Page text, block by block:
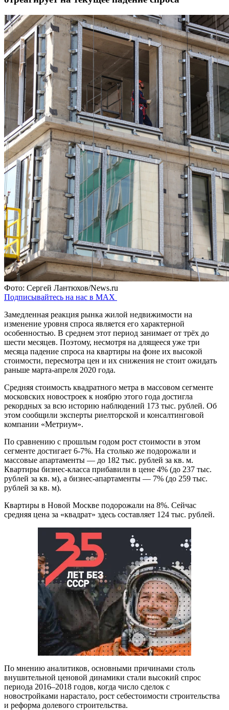
Фото: Сергей Лантюхов/News.ru
Подписывайтесь на нас в MAX
Замедленная реакция рынка жилой недвижимости на
изменение уровня спроса является его характерной
особенностью. В среднем этот период занимает от трёх до
шести месяцев. Поэтому, несмотря на длящееся уже три
месяца падение спроса на квартиры на фоне их высокой
стоимости, пересмотра цен и их снижения не стоит ожидать
раньше марта-апреля 2020 года.
Средняя стоимость квадратного метра в массовом сегменте
московских новостроек к ноябрю этого года достигла
рекордных за всю историю наблюдений 173 тыс. рублей. Об
этом сообщили эксперты риелторской и консалтинговой
компании «Метриум».
По сравнению с прошлым годом рост стоимости в этом
сегменте достигает 6-7%. На столько же подорожали и
массовые апартаменты — до 182 тыс. рублей за кв. м.
Квартиры бизнес-класса прибавили в цене 4% (до 237 тыс.
рублей за кв. м), а бизнес-апартаменты — 7% (до 259 тыс.
рублей за кв. м).
Квартиры в Новой Москве подорожали на 8%. Сейчас
средняя цена за «квадрат» здесь составляет 124 тыс. рублей.
По мнению аналитиков, основными причинами столь
внушительной ценовой динамики стали высокий спрос
периода 2016–2018 годов, когда число сделок с
новостройками нарастало, рост себестоимости строительства
и реформа долевого строительства.